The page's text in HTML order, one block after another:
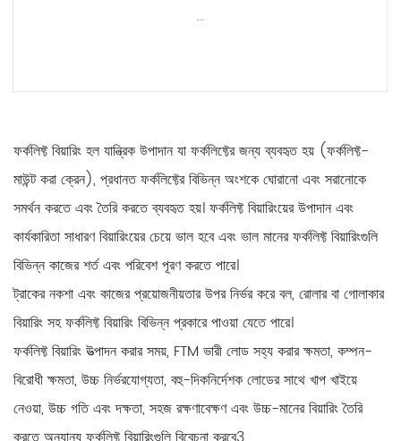
...
ফর্কলিফ্ট বিয়ারিং হল যান্ত্রিক উপাদান যা ফর্কলিফ্টের জন্য ব্যবহৃত হয় (ফর্কলিফ্ট-
মাউন্ট করা ক্রেন), প্রধানত ফর্কলিফ্টের বিভিন্ন অংশকে ঘোরানো এবং সরানোকে
সমর্থন করতে এবং তৈরি করতে ব্যবহৃত হয়। ফর্কলিফ্ট বিয়ারিংয়ের উপাদান এবং
কার্যকারিতা সাধারণ বিয়ারিংয়ের চেয়ে ভাল হবে এবং ভাল মানের ফর্কলিফ্ট বিয়ারিংগুলি
বিভিন্ন কাজের শর্ত এবং পরিবেশ পূরণ করতে পারে।
ট্রাকের নকশা এবং কাজের প্রয়োজনীয়তার উপর নির্ভর করে বল, রোলার বা গোলাকার
বিয়ারিং সহ ফর্কলিফ্ট বিয়ারিং বিভিন্ন প্রকারে পাওয়া যেতে পারে।
ফর্কলিফ্ট বিয়ারিং উত্পাদন করার সময়, FTM ভারী লোড সহ্য করার ক্ষমতা, কম্পন-
বিরোধী ক্ষমতা, উচ্চ নির্ভরযোগ্যতা, বহু-দিকনির্দেশক লোডের সাথে খাপ খাইয়ে
নেওয়া, উচ্চ গতি এবং দক্ষতা, সহজ রক্ষণাবেক্ষণ এবং উচ্চ-মানের বিয়ারিং তৈরি